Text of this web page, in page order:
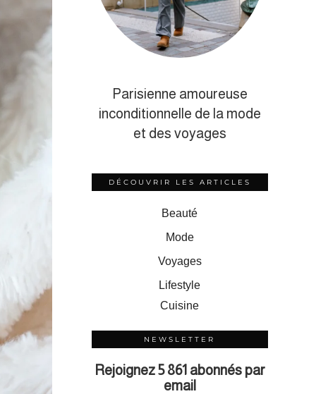
Parisienne amoureuse
inconditionnelle de la mode
et des voyages
DÉCOUVRIR LES ARTICLES
Beauté
Mode
Voyages
Lifestyle
Cuisine
NEWSLETTER
Rejoignez 5 861 abonnés par
email